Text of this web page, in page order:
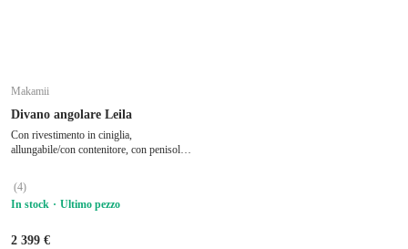
Makamii
Divano angolare Leila
Con rivestimento in ciniglia,
allungabile/con contenitore, con penisola a
totale 162 cm, profondità della seduta 60
cm
(4)
In stock
Ultimo pezzo
2 399 €